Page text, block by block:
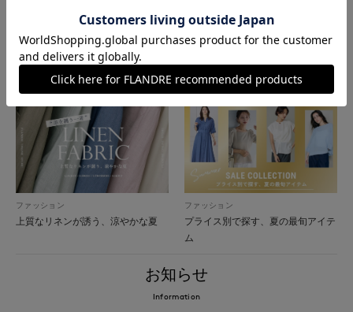
ファッション
ママのシーン別着こなし図鑑
ファッション
上質なリネンが誘う、涼やかな夏
ファッション
プライス別で探す、夏の最旬アイテ
ム
お知らせ
Information